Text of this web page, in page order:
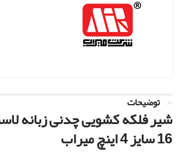
توضیحات
16 سایز 4 اینچ میراب